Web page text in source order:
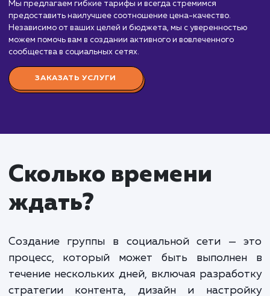
сетях
от 20 000 руб.
Создание и ведение групп в социальных сетях
это важная часть стратегии продвижения
разработку контент-плана, публикацию
и привлекательного контента, взаимодействие с
подписчиками и модерацию сообщества. Мы
анализируем эффективность каждого поста и
наилучшие результаты.
Стоимость создания и ведения групп в
сетях зависит от многих факторов, включая